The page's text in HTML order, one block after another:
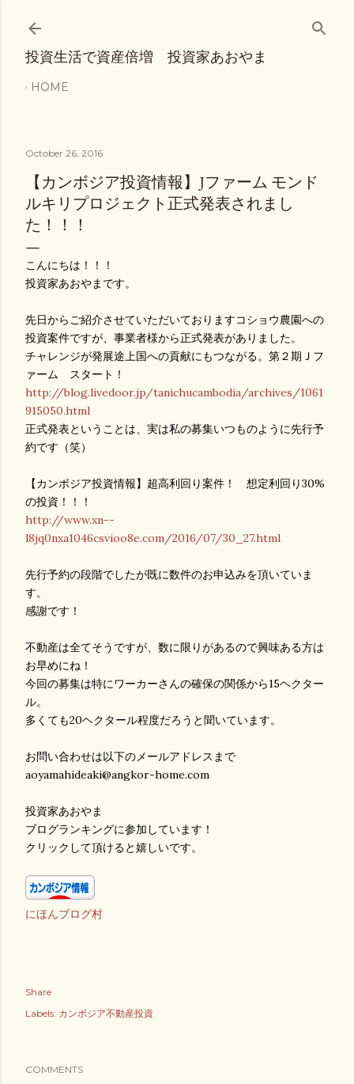
投資生活で資産倍増 投資家あおやま
HOME
October 26, 2016
【カンボジア投資情報】Jファーム モンド
ルキリプロジェクト正式発表されまし
た！！！
こんにちは！！！
投資家あおやまです。
先日からご紹介させていただいておりますコショウ農園への
投資案件ですが、事業者様から正式発表がありました。
チャレンジが発展途上国への貢献にもつながる。第２期Ｊフ
ァーム スタート！
http://blog.livedoor.jp/tanichucambodia/archives/1061
915050.html
正式発表ということは、実は私の募集いつものように先行予
約です（笑）
【カンボジア投資情報】超高利回り案件！ 想定利回り30%
の投資！！！
http://www.xn--
l8jq0nxa1046csvioo8e.com/2016/07/30_27.html
先行予約の段階でしたが既に数件のお申込みを頂いていま
す。
感謝です！
不動産は全てそうですが、数に限りがあるので興味ある方は
お早めにね！
今回の募集は特にワーカーさんの確保の関係から15ヘクター
ル。
多くても20ヘクタール程度だろうと聞いています。
お問い合わせは以下のメールアドレスまで
aoyamahideaki@angkor-home.com
投資家あおやま
ブログランキングに参加しています！
クリックして頂けると嬉しいです。
にほんブログ村
Share
Labels: カンボジア不動産投資
COMMENTS